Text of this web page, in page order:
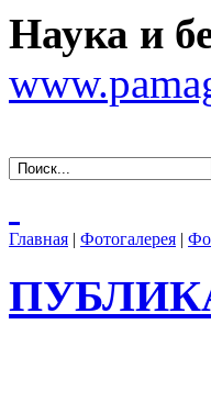
Наука и
Главная | Фотогалерея |